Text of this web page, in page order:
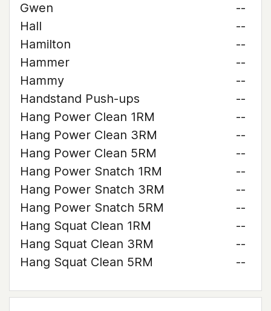
Gwen
--
Hall
--
Hamilton
--
Hammer
--
Hammy
--
Handstand Push-ups
--
Hang Power Clean 1RM
--
Hang Power Clean 3RM
--
Hang Power Clean 5RM
--
Hang Power Snatch 1RM
--
Hang Power Snatch 3RM
--
Hang Power Snatch 5RM
--
Hang Squat Clean 1RM
--
Hang Squat Clean 3RM
--
Hang Squat Clean 5RM
--